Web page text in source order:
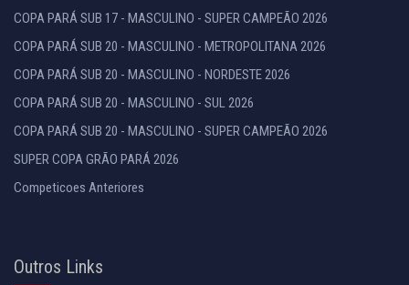
COPA PARÁ SUB 17 - MASCULINO - SUPER CAMPEÃO 2026
COPA PARÁ SUB 20 - MASCULINO - METROPOLITANA 2026
COPA PARÁ SUB 20 - MASCULINO - NORDESTE 2026
COPA PARÁ SUB 20 - MASCULINO - SUL 2026
COPA PARÁ SUB 20 - MASCULINO - SUPER CAMPEÃO 2026
SUPER COPA GRÃO PARÁ 2026
Competicoes Anteriores
Outros Links